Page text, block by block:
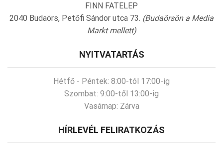
FINN FATELEP
2040 Budaörs, Petőfi Sándor utca 73. (Budaörsön a Media
Markt mellett)
NYITVATARTÁS
Hétfő - Péntek: 8:00-tól 17:00-ig
Szombat: 9:00-től 13:00-ig
Vasárnap: Zárva
HÍRLEVÉL FELIRATKOZÁS